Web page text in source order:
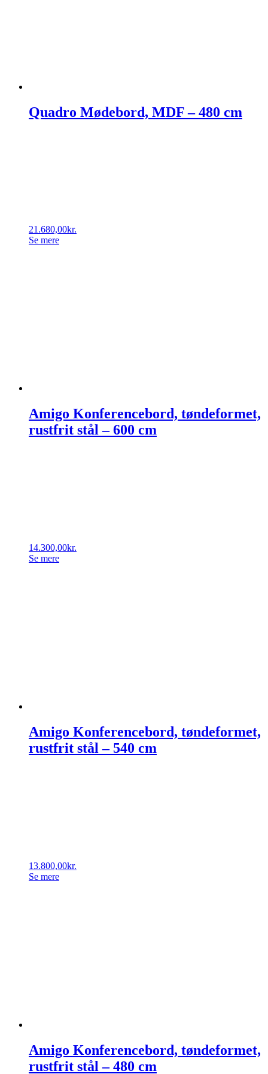
Quadro Mødebord, MDF – 480 cm
21.680,00kr.
Se mere
Amigo Konferencebord, tøndeformet,
rustfrit stål – 600 cm
14.300,00kr.
Se mere
Amigo Konferencebord, tøndeformet,
rustfrit stål – 540 cm
13.800,00kr.
Se mere
Amigo Konferencebord, tøndeformet,
rustfrit stål – 480 cm